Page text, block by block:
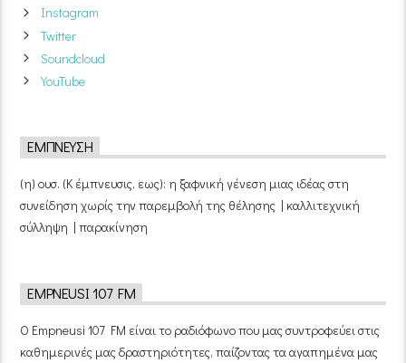
Instagram
Twitter
Soundcloud
YouTube
ΈΜΠΝΕΥΣΗ
(η) ουσ. (Κ έμπνευσις, εως): η ξαφνική γένεση μιας ιδέας στη
συνείδηση χωρίς την παρεμβολή της θέλησης | καλλιτεχνική
σύλληψη | παρακίνηση
EMPNEUSI 107 FM
Ο Empneusi 107 FM είναι το ραδιόφωνο που μας συντροφεύει στις
καθημερινές μας δραστηριότητες, παίζοντας τα αγαπημένα μας